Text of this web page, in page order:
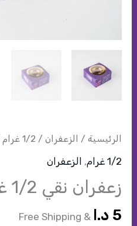
الرئيسية / الزعفران / 1/2 غرام
1/2 غرام , الزعفران
زعفران نقي 1/2 غرام
5 د.ا & Free Shipping